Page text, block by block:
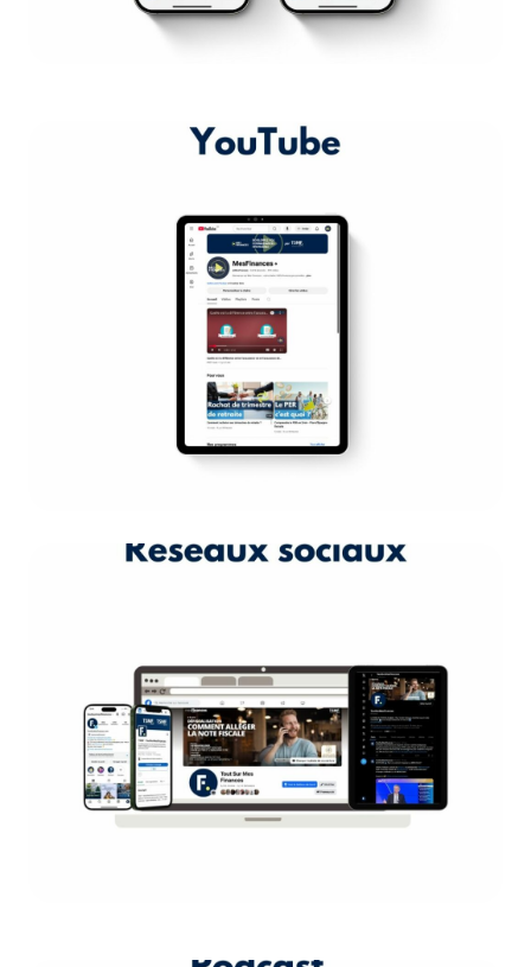
Vidéos
Retrouvez nos vidéos pédagogiques,
nos tuttos et des avis d'experts en
patrimoine pour comprendre vos
finances personnelles
DÉCOUVREZ NOTRE CHAÎNE
ToutSurMesFinances est présent sur
de nombreux réseaux sociaux afin de
partager nos connaissances.
DÉCOUVRIR NOS RÉSEAUX